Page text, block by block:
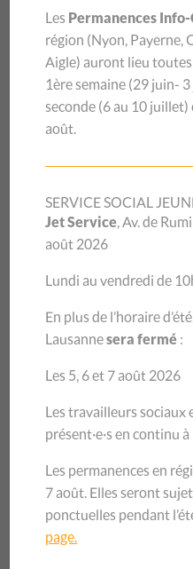
du canton. La première
ouvre à Payerne, pour la
éloignée de Lausanne. Elle
permanences proposées à
décennies par l’équipe deLa
pour les immigré·e·s du CSP
deux nouvelles
l’Ouest lausannois, étendant
régionale.
croissants
permanences et de l’analyse
collaboration avec La
mandat est étendu à
dédié à ce travail de mise en
pérennisation des
vaudois est donc créé au sein
Au fondement du
Les Permanences
région (Nyon, Payerne,
Aigle) auront lieu toutes
1ère semaine (29 juin-
seconde (6 au 10 juillet)
août.
SERVICE SOCIAL
Jet Service, Av. de
août 2026
Lundi au vendredi de
En plus de l’horaire
Lausannesera fermé :
Les 5, 6 et 7 août 2026
Les travailleurs sociaux
présent·e·s en continu
Les permanences en
7 août. Elles seront
ponctuelles pendant
page.